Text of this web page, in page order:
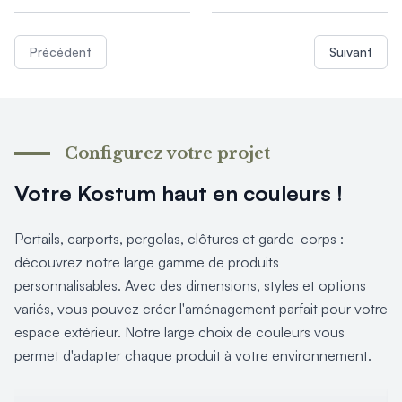
Produits > Habillages extérieur aluminium > Habillage de
Produits > Habillages extérieur aluminium > Habillage de
Produits > Habillages extérieur aluminium > Habillage de
Produits > Produits par collection > Collection Archy
Produits > Produits par collection > Collection Trady
Produits > Produits par collection > Collection Bois
Produits > Produits par collection > Collection Ceklo
Produits > Coloris et décors > Coloris aluminium
Produits > Coloris et décors > Coloris aluminium ton bois
Produits > Coloris et décors > Essences de bois
Produits > Coloris et décors > Coloris sur-mesure
Précédent Suivant
Votre Kostum haut en couleurs !
Configurez votre projet
Portails, carports, pergolas, clôtures et garde-corps :
découvrez notre large gamme de produits
personnalisables. Avec des dimensions, styles et options
variés, vous pouvez créer l'aménagement parfait pour votre
espace extérieur. Notre large choix de couleurs vous
permet d'adapter chaque produit à votre environnement.